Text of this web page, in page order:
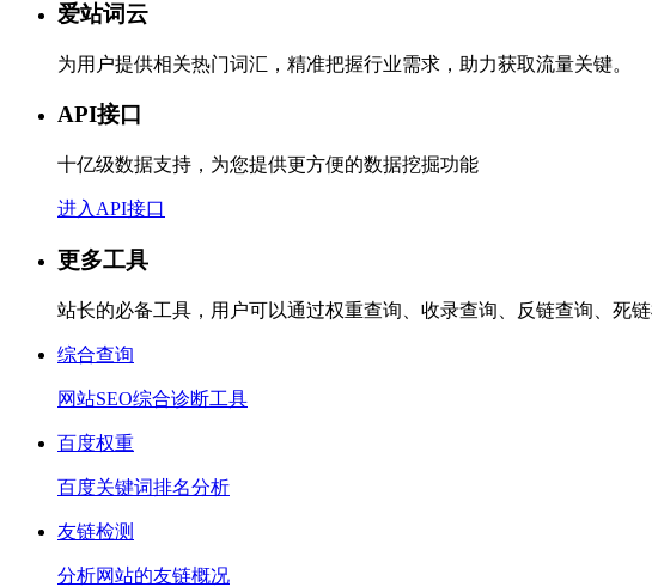
爱站词云
为用户提供相关热门词汇，精准把握行业需求，助力获取流量关键。
API接口
十亿级数据支持，为您提供更方便的数据挖掘功能
进入API接口
更多工具
站长的必备工具，用户可以通过权重查询、收录查询、反链查询、死
综合查询
网站SEO综合诊断工具
百度权重
百度关键词排名分析
友链检测
分析网站的友链概况